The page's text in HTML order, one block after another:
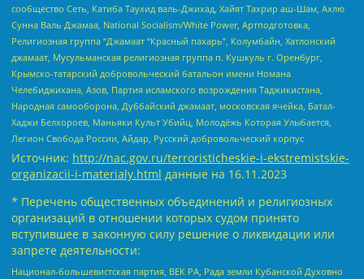
сообщество Сеть, Катиба Таухид валь-Джихад, Хайят Тахрир аш-Шам, Ахлю
Сунна Валь Джамаа, National Socialism/White Power, Артподготовка,
Религиозная группа “Джамаат “Красный пахарь”, Колумбайн, Хатлонский
джамаат, Мусульманская религиозная группа п. Кушкуль г. Оренбург,
Крымско-татарский добровольческий батальон имени Номана
Челебиджихана, Азов, Партия исламского возрождения Таджикистана,
Народная самооборона, Дуббайский джамаат, московская ячейка, Батал-
Хаджи Белхороев, Маньяки Культ Убийц, Молодёжь Которая Улыбается,
Легион Свобода России, Айдар, Русский добровольческий корпус
Источник: http://nac.gov.ru/terroristicheskie-i-ekstremistskie-
organizacii-i-materialy.html данные на 16.11.2023
* Перечень общественных объединений и религиозных
организаций в отношении которых судом принято
вступившее в законную силу решение о ликвидации или
запрете деятельности:
Национал-большевистская партия, ВЕК РА, Рада земли Кубанской Духовно